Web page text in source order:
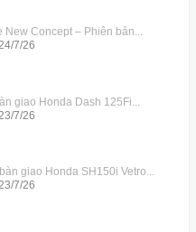
New Concept – Phiên bản...
7/26
giao Honda Dash 125Fi...
23/7/26
giao Honda SH150i Vetro...
7/26